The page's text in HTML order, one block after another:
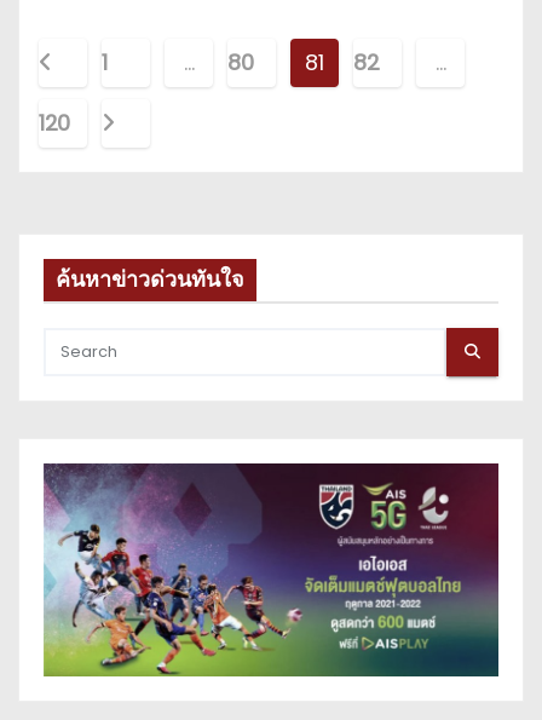
P
o
s
s
p
n
a
t
1 … 80 81 82
…
120
ค้นหาข่าวด่วนทันใจ